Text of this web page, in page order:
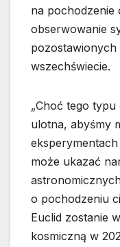
na pochodzenie
obserwowanie
pozostawionych
wszechświecie.
„Choć tego
ulotna, abyśmy
może ukazać
o pochodzeniu
Euclid zostanie
kosmiczną w